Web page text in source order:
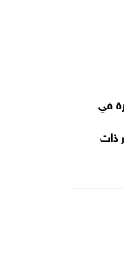
في
ذات